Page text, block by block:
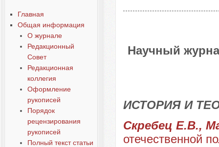
Главная
Общая информация
О журнале
Редакционный
Совет
Редакционная
коллегия
Оформление
рукописей
Порядок
рецензирования
рукописей
Полный текст статьи
Научный
ИСТОРИЯ И
Скребец Е.В.,
отечественной